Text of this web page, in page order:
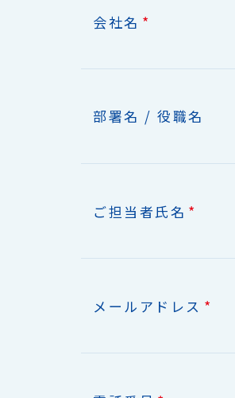
会社名 *
部署名 / 役職名
ご担当者氏名 *
メールアドレス *